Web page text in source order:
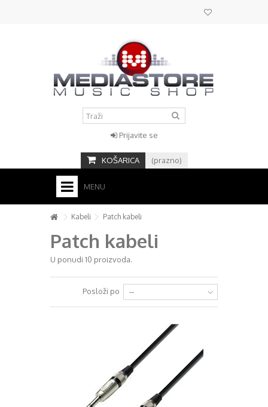
Prijavite se
KOŠARICA (prazno)
MENU
HOME
KONTAKT
STUDIO
+
+
KLAVIJATURE
Kabeli Patch kabeli
Patch kabeli
U ponudi 10 proizvoda.
Posloži po --